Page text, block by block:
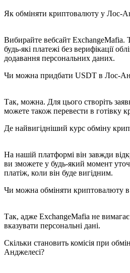
Як обміняти криптовалюту у Лос-
Вибирайте вебсайт ExchangeMafia.
будь-які платежі без верифікації
додавання персональних даних.
Чи можна придбати USDT в Лос-
Так, можна. Для цього створіть
можете також перевести в готівку
Де найвигідніший курс обміну
На нашій платформі він завжди
ви зможете у будь-який момент
платіж, коли він буде вигідним.
Чи можна обміняти криптовалюту
Так, адже ExchangeMafia не вимагає
вказувати персональні дані.
Скільки становить комісія при
Анджелесі?